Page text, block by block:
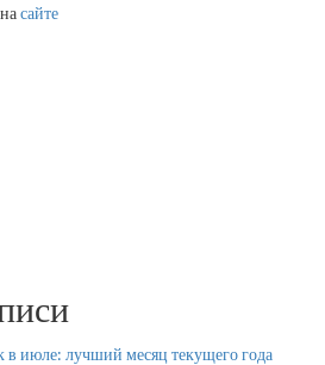
сайте
в июле: лучший месяц текущего года